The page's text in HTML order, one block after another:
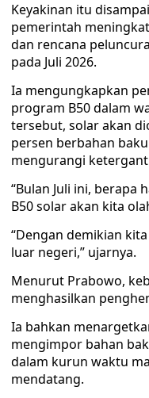
Keyakinan itu
pemerintah
dan rencana
pada Juli 2026.
Ia mengungkapkan
program B50 dalam
tersebut, solar akan
persen berbahan
mengurangi
“Bulan Juli ini, berapa
B50 solar akan kita
“Dengan demikian
luar negeri,” ujarnya.
Menurut Prabowo,
menghasilkan
Ia bahkan
mengimpor bahan
dalam kurun waktu
mendatang.